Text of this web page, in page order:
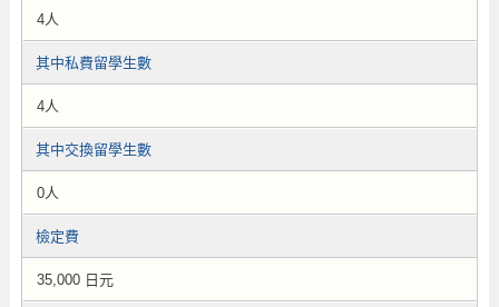
4人
其中私費留學生數
4人
其中交換留學生數
0人
檢定費
35,000 日元